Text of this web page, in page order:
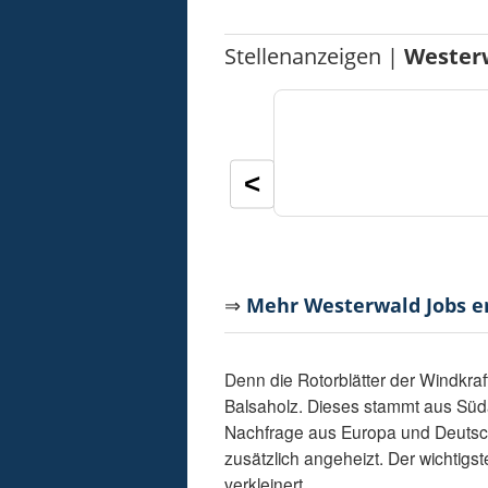
Stellenanzeigen |
<
⇒ Mehr Westerwald Jobs
Denn die Rotorblätter der
Balsaholz. Dieses stammt aus
Nachfrage aus Europa und
zusätzlich angeheizt. Der